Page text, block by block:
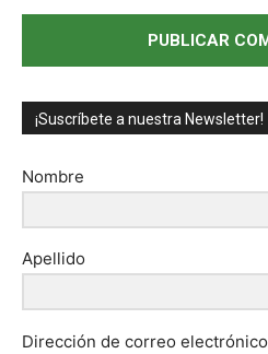
¡Suscríbete a nuestra Newsletter!
Nombre
Apellido
Dirección de correo electrónico